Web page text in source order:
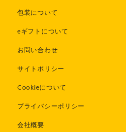
包装について
eギフトについて
お問い合わせ
サイトポリシー
Cookieについて
プライバシーポリシー
会社概要